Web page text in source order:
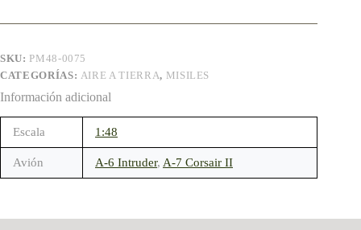
SKU: PM48-0075
CATEGORÍAS: AIRE A TIERRA, MISILES
Información adicional
Escala 1:48
Avión A-6 Intruder, A-7 Corsair II